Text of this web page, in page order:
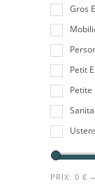
Gros
Petit
Petite
PRIX: 0 €